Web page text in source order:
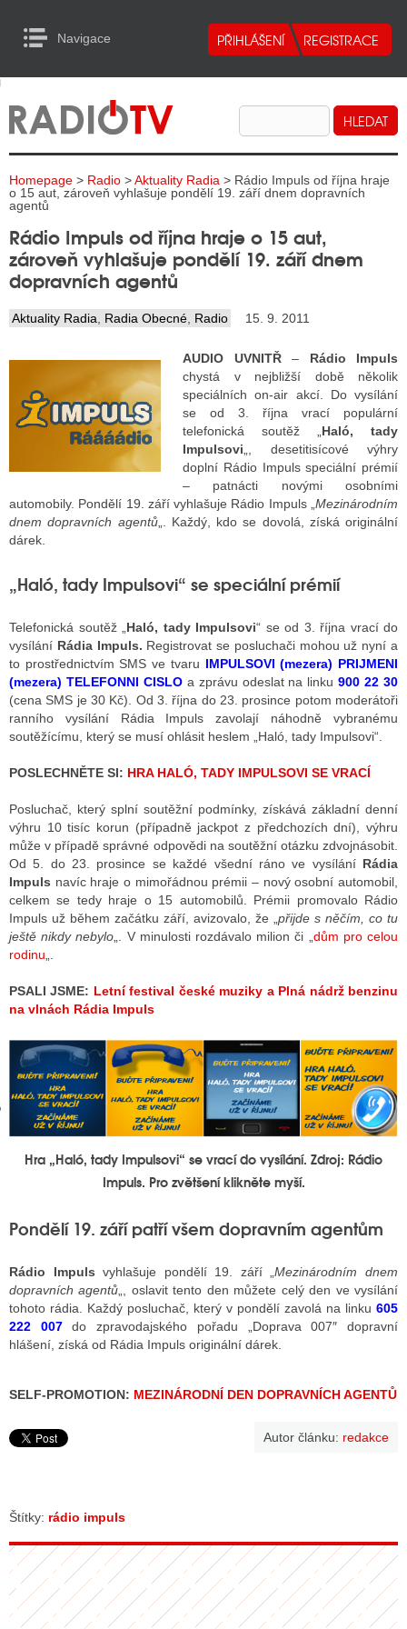
Navigace
RADIA
TELEVIZE
INTERNET
RADIA
RÁDIÍ
RÁDIÍ
VYSÍLAČE
TELEVIZÍ
VYSÍLAČE
RÁDIA
STRÁNKY RÁDIÍ
STRÁNKY TV
TISK
STÁT BLOGEREM
BLOGERA
DISKUTÉRA NA RADIOTV
STARŠÍCH DISKUZÍ
to Content
Homepage > Radio >Aktuality Radia > Rádio Impuls od října hraje
o 15 aut, zároveň vyhlašuje pondělí 19. září dnem dopravních
agentů
Rádio Impuls od října hraje o 15 aut,
zároveň vyhlašuje pondělí 19. září dnem
dopravních agentů
Aktuality Radia Radia Obecné Radio 15. 9. 2011
AUDIO UVNITŘ– Rádio Impuls
chystá v nejbližší době několik
speciálních on-air akcí. Do vysílání
se od 3. října vrací populární
telefonická soutěž „ Haló, tady
Impulsovi „, desetitisícové výhry
doplní Rádio Impuls speciální prémií
– patnácti novými osobními
automobily. Pondělí 19. září vyhlašuje Rádio Impuls „ Mezinárodním
dnem dopravních agentů„. Každý, kdo se dovolá, získá originální
dárek.
„Haló, tady Impulsovi“ se speciální prémií
Telefonická soutěž „ Haló, tady Impulsovi“ se od 3. října vrací do
vysílání Rádia Impuls. Registrovat se posluchači mohou už nyní a
to prostřednictvím SMS ve tvaru IMPULSOVI (mezera) PRIJMENI
(mezera) TELEFONNI CISLOa zprávu odeslat na linku900 22 30
(cena SMS je 30 Kč). Od 3. října do 23. prosince potom moderátoři
ranního vysílání Rádia Impuls zavolají náhodně vybranému
soutěžícímu, který se musí ohlásit heslem „Haló, tady Impulsovi“.
POSLECHNĚTE SI: HRA HALÓ, TADY IMPULSOVI SE VRACÍ
Posluchač, který splní soutěžní podmínky, získává základní denní
výhru 10 tisíc korun (případně jackpot z předchozích dní), výhru
může v případě správné odpovědi na soutěžní otázku zdvojnásobit.
Od 5. do 23. prosince se každé všední ráno ve vysílání Rádia
Impuls navíc hraje o mimořádnou prémii – nový osobní automobil,
celkem se tedy hraje o 15 automobilů. Prémii promovalo Rádio
Impuls už během začátku září, avizovalo, že „ přijde s něčím, co tu
ještě nikdy nebylo „. V minulosti rozdávalo milion či „ dům pro celou
rodinu
PSALI JSME: Letní festival české muziky a Plná nádrž benzinu
na vlnách Rádia Impuls
Hra „Haló, tady Impulsovi“ se vrací do vysílání. Zdroj: Rádio
Impuls. Pro zvětšení klikněte myší.
Pondělí 19. září patří všem dopravním agentům
Rádio Impuls vyhlašuje pondělí 19. září „Mezinárodním dnem
dopravních agentů „, oslavit tento den můžete celý den ve vysílání
tohoto rádia. Každý posluchač, který v pondělí zavolá na linku 605
222 007do zpravodajského pořadu „Doprava 007″ dopravní
hlášení, získá od Rádia Impuls originální dárek.
SELF-PROMOTION: MEZINÁRODNÍ DEN DOPRAVNÍCH AGENTŮ
Autor článku: redakce
Štítky: rádio impuls